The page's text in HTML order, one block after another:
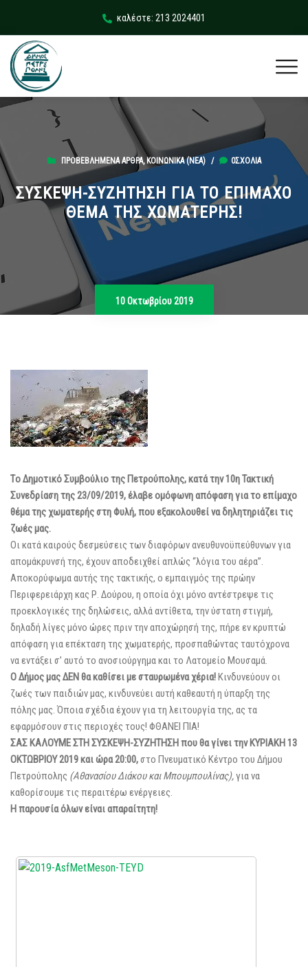
καλέστε: 213 2024401
ΠΡΟΒΕΒΛΗΜΈΝΑ ΆΡΘΡΑ, ΚΟΙΝΩΝΙΚΆ (ΝΕΑ)/ 0ΣΧΌΛΙΑ
ΣΥΣΚΕΨΗ-ΣΥΖΗΤΗΣΗ ΓΙΑ ΤΟ ΕΠΙΜΑΧΟ
ΘΕΜΑ ΤΗΣ ΧΩΜΑΤΕΡΗΣ!
10 Οκτωβρίου 2019
Tο Δημοτικό Συμβούλιο της Πετρούπολης, κατά την 10η Τακτική
Συνεδρίαση της 23/09/2019, έλαβε ομόφωνη απόφαση για το επίμαχο
θέμα της χωματερής στη Φυλή, που εξακολουθεί να δηλητηριάζει τις
ζωές μας.
Οι κατά καιρούς δεσμεύσεις των διαφόρων ανευθυνοϋπεύθυνων για
απομάκρυνσή της, έχουν αποδειχθεί απλώς “λόγια του αέρα”.
Αποκορύφωμα αυτής της τακτικής, ο εμπαιγμός της πρώην
Περιφερειάρχη κας Ρ. Δούρου, η οποία όχι μόνο αντέστρεψε τις
προεκλογικές της δηλώσεις, αλλά αντίθετα, την ύστατη στιγμή,
δηλαδή λίγες μόνο ώρες πριν την αποχώρησή της, πήρε εν κρυπτώ
απόφαση για επέκταση της χωματερής, προσπαθώντας ταυτόχρονα
να εντάξει σ’ αυτό το ανοσιούργημα και το Λατομείο Μουσαμά.
Ο Δήμος μας ΔΕΝ θα καθίσει με σταυρωμένα χέρια!Κινδυνεύουν οι
ζωές των παιδιών μας, κινδυνεύει αυτή καθεαυτή η ύπαρξη της
πόλης μας. Όποια σχέδια έχουν για τη λειτουργία της, ας τα
εφαρμόσουν στις περιοχές τους! ΦΘΑΝΕΙ ΠΙΑ!
ΣΑΣ ΚΑΛΟΥΜΕ ΣΤΗ ΣΥΣΚΕΨΗ-ΣΥΖΗΤΗΣΗ που θα γίνει την ΚΥΡΙΑΚΗ 13
ΟΚΤΩΒΡΙΟΥ 2019 και ώρα 20:00,στο Πνευματικό Κέντρο του Δήμου
Πετρούπολης (Αθανασίου Διάκου και Μπουμπουλίνας),για να
καθορίσουμε τις περαιτέρω ενέργειες.
Η παρουσία όλων είναι απαραίτητη!